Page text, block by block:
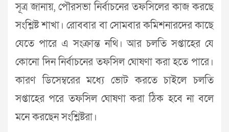
সূত্র জানায়, পৌরসভা নির্বাচনের তফসিলের কাজ করছে
সংশ্লিষ্ট শাখা। রোববার বা সোমবার কমিশনারদের কাছে
যেতে পারে এ সংক্রান্ত নথি। আর চলতি সপ্তাহের যে
কোনো দিন নির্বাচনের তফসিল ঘোষণা করা হতে পারে।
কারণ ডিসেম্বরের মধ্যে ভোট করতে চাইলে চলতি
সপ্তাহের পরে তফসিল ঘোষণা করা ঠিক হবে না বলে
মনে করছেন সংশ্লিষ্টরা।